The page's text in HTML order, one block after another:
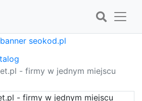
- firmy w jednym miejscu